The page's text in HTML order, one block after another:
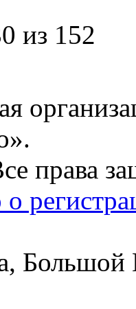
из 152
права
о
Большой